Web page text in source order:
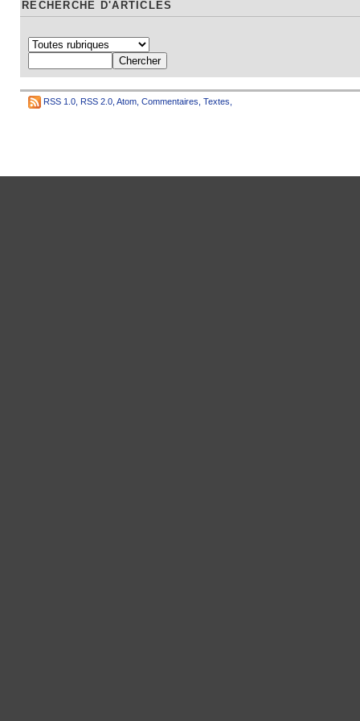
RECHERCHE D'ARTICLES
RSS 1.0 RSS 2.0 Atom Commentaires Textes